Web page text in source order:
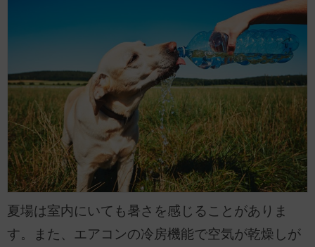
夏場は室内にいても暑さを感じることがありま
す。また、エアコンの冷房機能で空気が乾燥しが